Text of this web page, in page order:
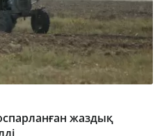
жаздық